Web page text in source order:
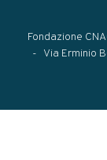
Fondazione
Via Erminio